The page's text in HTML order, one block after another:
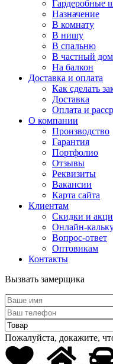
Гардеробные
Назначение
В комнату
В нишу
В спальню
В частный дом
На балкон
Доставка и оплата
Как сделать
Доставка
Оплата и
О компании
Производство
Гарантия
Портфолио
Отзывы
Реквизиты
Вакансии
Карта сайта
Клиентам
Скидки и
Онлайн-
Вопрос-ответ
Оптовикам
Контакты
Вызвать замерщика
Пожалуйста, докажите,